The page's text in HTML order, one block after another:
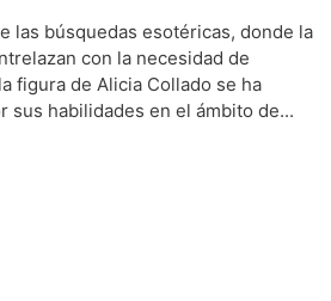
las búsquedas esotéricas, donde la
con la necesidad de
figura de Alicia Collado se ha
sus habilidades en el ámbito de...